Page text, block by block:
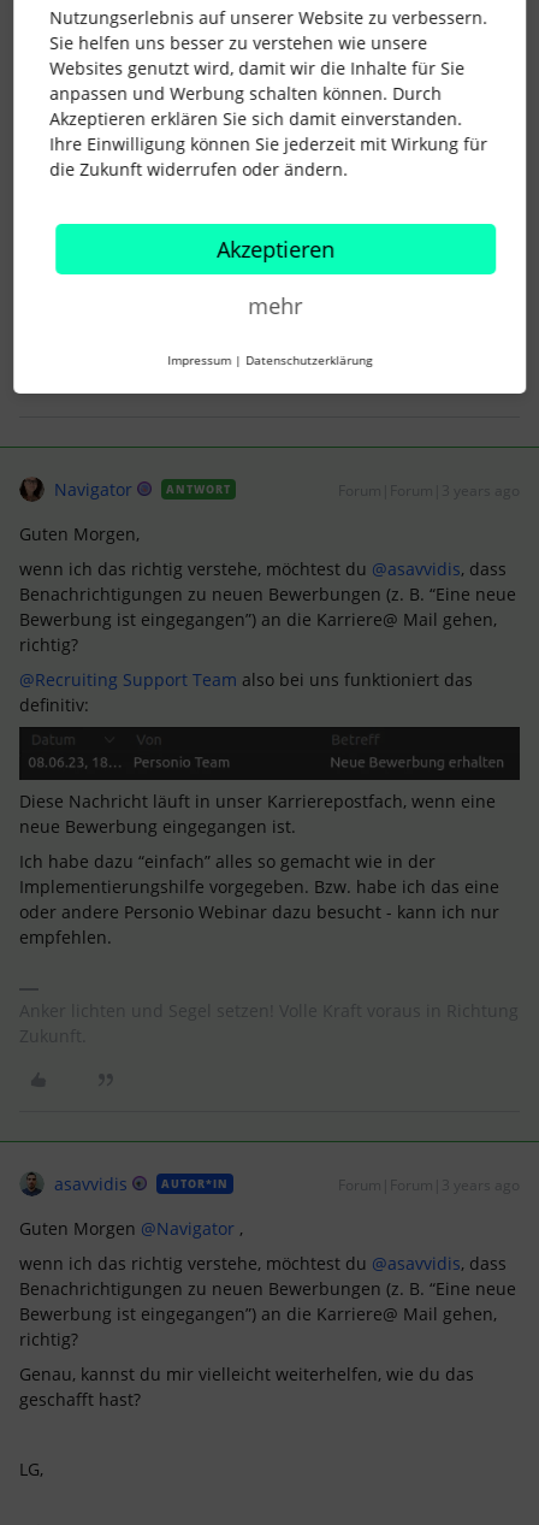
vielen Dank für deine Rückmeldung.
Vielleicht meinst Du aber, dass Ihr die E-Mail-
Benachrichtigungen zu neuen Bewerbungen an diese
Adresse senden möchtet?
Genau das meinte ich damit.
Ich muss jetzt überlegen wie wir es weitermachen müssen.
Navigator ANTWORT
Guten Morgen,
wenn ich das richtig verstehe, möchtest du @asavvidis, dass
Benachrichtigungen zu neuen Bewerbungen (z. B. “Eine neue
Bewerbung ist eingegangen”) an die Karriere@ Mail gehen,
richtig?
@Recruiting Support Team also bei uns funktioniert das
definitiv:
Diese Nachricht läuft in unser Karrierepostfach, wenn eine
neue Bewerbung eingegangen ist.
Ich habe dazu “einfach” alles so gemacht wie in der
Implementierungshilfe vorgegeben. Bzw. habe ich das eine
oder andere Personio Webinar dazu besucht - kann ich nur
empfehlen.
asavvidis AUTOR*IN Forum|Forum|3 years ago
Guten Morgen @Navigator ,
wenn ich das richtig verstehe, möchtest du @asavvidis, dass
Benachrichtigungen zu neuen Bewerbungen (z. B. “Eine neue
Bewerbung ist eingegangen”) an die Karriere@ Mail gehen,
richtig?
Genau, kannst du mir vielleicht weiterhelfen, wie du das
geschafft hast?
LG,
Nutzungserlebnis auf unserer Website zu verbessern.
Sie helfen uns besser zu verstehen wie unsere
Websites genutzt wird, damit wir die Inhalte für Sie
anpassen und Werbung schalten können. Durch
Akzeptieren erklären Sie sich damit einverstanden.
Ihre Einwilligung können Sie jederzeit mit Wirkung für
die Zukunft widerrufen oder ändern.
Akzeptieren
mehr
Impressum | Datenschutzerklärung